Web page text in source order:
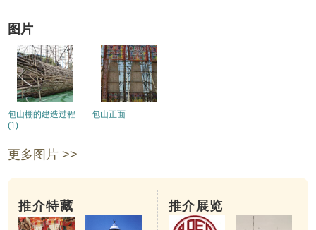
图片
包山棚的建造过程
(1)
包山正面
更多图片 >>
推介特藏 推介展览